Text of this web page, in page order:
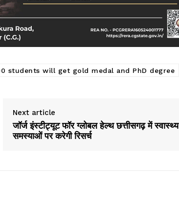
students will get gold medal and PhD degree
Next article
जॉर्ज इंस्टीट्यूट फॉर ग्लोबल हेल्थ छत्तीसगढ़ में स्वास्थ्य
समस्याओं पर करेगी रिसर्च